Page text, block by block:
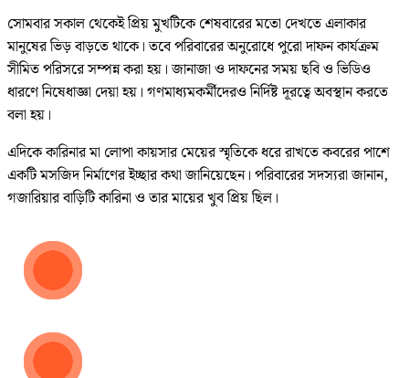
সোমবার সকাল থেকেই প্রিয় মুখটিকে শেষবারের মতো দেখতে এলাকার
মানুষের ভিড় বাড়তে থাকে। তবে পরিবারের অনুরোধে পুরো দাফন কার্যক্রম
সীমিত পরিসরে সম্পন্ন করা হয়। জানাজা ও দাফনের সময় ছবি ও ভিডিও
ধারণে নিষেধাজ্ঞা দেয়া হয়। গণমাধ্যমকর্মীদেরও নির্দিষ্ট দূরত্বে অবস্থান করতে
বলা হয়।
এদিকে কারিনার মা লোপা কায়সার মেয়ের স্মৃতিকে ধরে রাখতে কবরের পাশে
একটি মসজিদ নির্মাণের ইচ্ছার কথা জানিয়েছেন। পরিবারের সদস্যরা জানান,
গজারিয়ার বাড়িটি কারিনা ও তার মায়ের খুব প্রিয় ছিল।